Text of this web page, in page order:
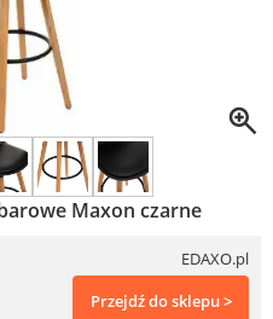
Maxon czarne
EDAXO.pl
Przejdź do sklepu >